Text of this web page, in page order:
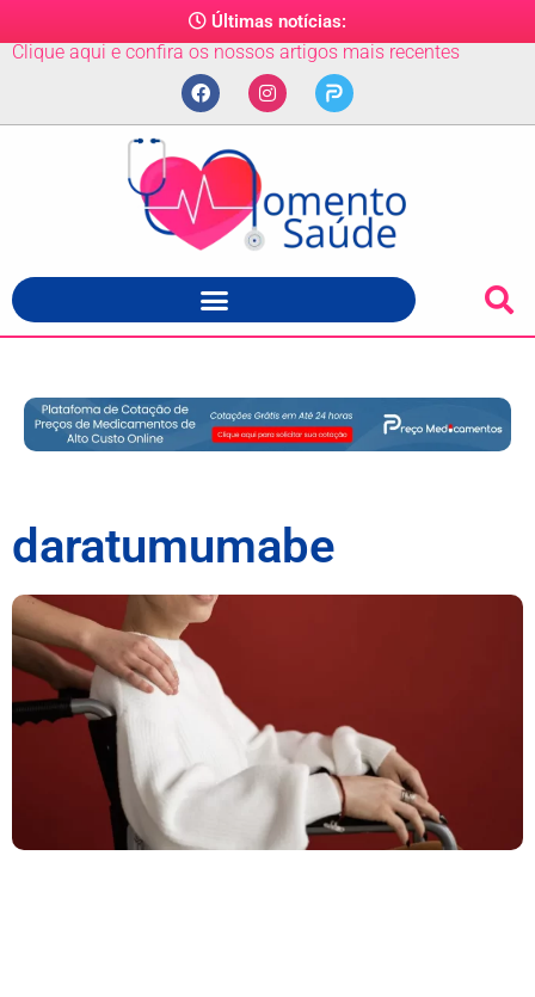
Últimas notícias:
Clique aqui e confira os nossos artigos mais recentes
daratumumabe